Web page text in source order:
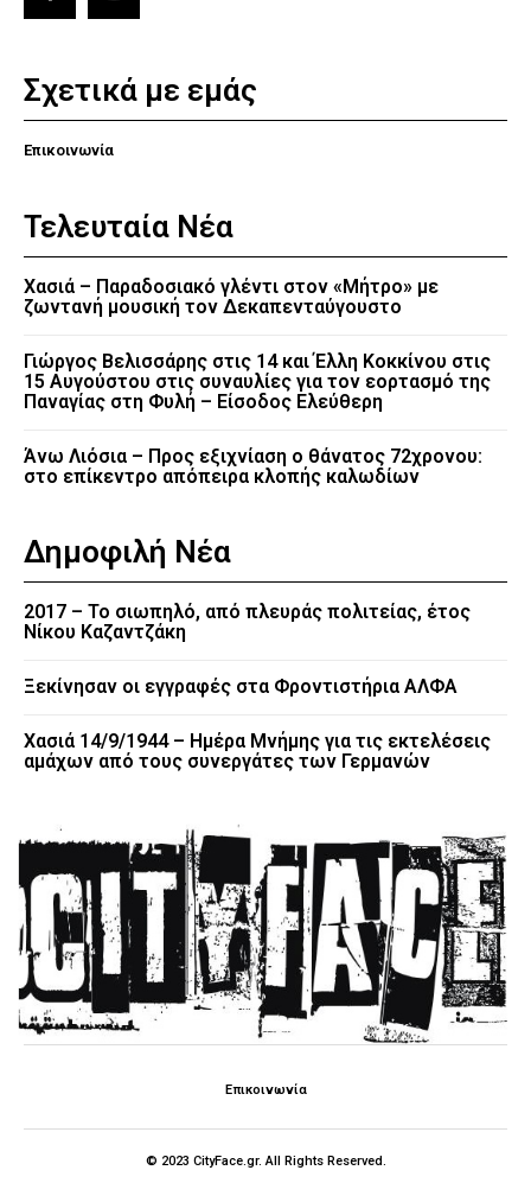
Σχετικά με εμάς
Επικοινωνία
Τελευταία Νέα
Χασιά – Παραδοσιακό γλέντι στον «Μήτρο» με
ζωντανή μουσική τον Δεκαπενταύγουστο
Γιώργος Βελισσάρης στις 14 και Έλλη Κοκκίνου στις
15 Αυγούστου στις συναυλίες για τον εορτασμό της
Παναγίας στη Φυλή – Είσοδος Ελεύθερη
Άνω Λιόσια – Προς εξιχνίαση ο θάνατος 72χρονου:
στο επίκεντρο απόπειρα κλοπής καλωδίων
Δημοφιλή Νέα
2017 – Το σιωπηλό, από πλευράς πολιτείας, έτος
Νίκου Καζαντζάκη
Ξεκίνησαν οι εγγραφές στα Φροντιστήρια ΑΛΦΑ
Χασιά 14/9/1944 – Ημέρα Μνήμης για τις εκτελέσεις
αμάχων από τους συνεργάτες των Γερμανών
Επικοινωνία
© 2023 CityFace.gr. All Rights Reserved.